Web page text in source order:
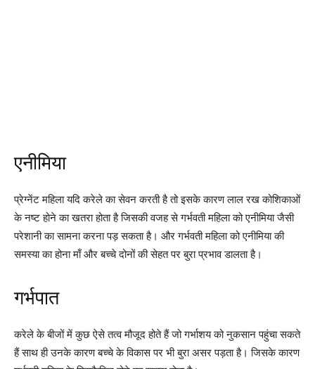
एनीमिया
प्रेग्नेंट महिला यदि करेले का सेवन करती है तो इसके कारण लाल रख कोशिकाओं
के नष्ट होने का खतरा होता है जिसकी वजह से गर्भवती महिला को एनीमिया जैसी
परेशानी का सामना करना पड़ सकता है। और गर्भवती महिला को एनीमिया की
समस्या का होना माँ और बच्चे दोनों की सेहत पर बुरा प्रभाव डालता है।
गर्भपात
करेले के बीजों में कुछ ऐसे तत्व मौजूद होते हैं जो गर्भाशय को नुकसान पहुंचा सकते
हैं साथ ही उनके कारण बच्चे के विकास पर भी बुरा असर पड़ता है। जिसके कारण